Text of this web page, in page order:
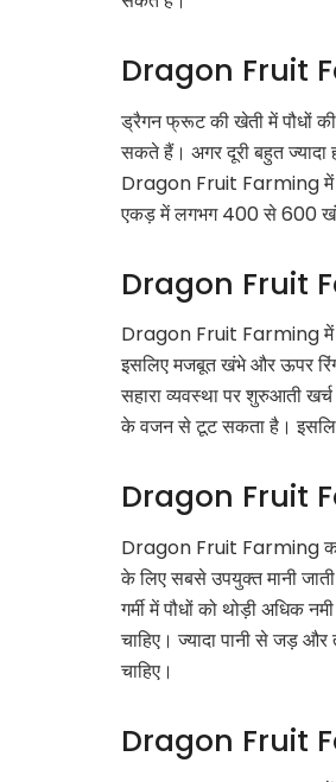
Dragon Fruit
ड्रैगन फ्रूट की खेती में पौधों की
सकते हैं। अगर दूरी बहुत ज्यादा
Dragon Fruit Farming में
एकड़ में लगभग 400 से 600 खंभे
Dragon Fruit
Dragon Fruit Farming में
इसलिए मजबूत खंभे और ऊपर रिंग
सहारा व्यवस्था पर शुरुआती
के वजन से टूट सकता है।
Dragon Fruit
Dragon Fruit Farming कम
के लिए सबसे उपयुक्त मानी
गर्मी में पौधों को थोड़ी अधिक
चाहिए। ज्यादा पानी से जड़
चाहिए।
Dragon Fruit